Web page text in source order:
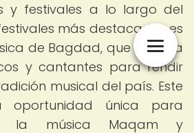
y festivales a lo largo del
más destacados es
de Bagdad, que reúne a
y cantantes para rendir
musical del país. Este
oportunidad única para
la música Maqam y